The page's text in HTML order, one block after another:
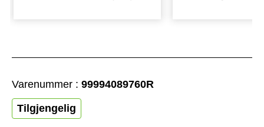
Varenummer : 99994089760R
Tilgjengelig